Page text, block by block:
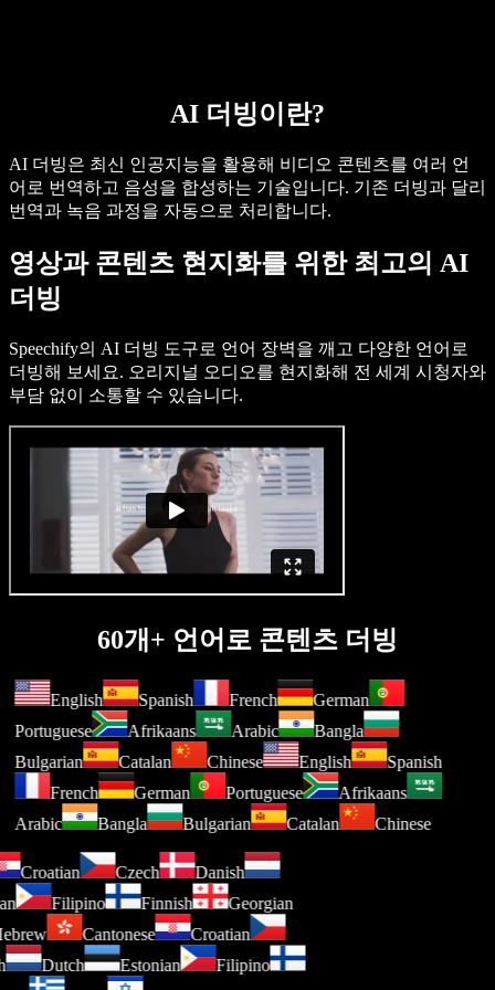
AI 더빙이란?
AI 더빙은 최신 인공지능을 활용해 비디오 콘텐츠를 여러 언
어로 번역하고 음성을 합성하는 기술입니다. 기존 더빙과 달리
번역과 녹음 과정을 자동으로 처리합니다.
영상과 콘텐츠 현지화를 위한 최고의 AI
더빙
Speechify의 AI 더빙 도구로 언어 장벽을 깨고 다양한 언어로
더빙해 보세요. 오리지널 오디오를 현지화해 전 세계 시청자와
부담 없이 소통할 수 있습니다.
60개+ 언어로 콘텐츠 더빙
English Spanish French
German
Portuguese
Afrikaans Arabic
Bangla
Bulgarian
Catalan Chinese English
Spanish
French
German Portuguese
Afrikaans
Arabic
Bangla Bulgarian Catalan Chinese
Croatian Czech
Danish
Filipino Finnish
Georgian
Hebrew
Cantonese
Croatian
Dutch Estonian
Filipino